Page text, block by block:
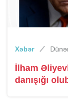
Xəbər
İlham
danışığı